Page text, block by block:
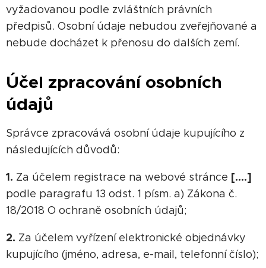
vyžadovanou podle zvláštních právních
předpisů. Osobní údaje nebudou zveřejňované a
nebude docházet k přenosu do dalších zemí.
Účel zpracování osobních
údajů
Správce zpracovává osobní údaje kupujícího z
následujících důvodů:
1. Za účelem registrace na webové stránce [….]
podle paragrafu 13 odst. 1 písm. a) Zákona č.
18/2018 O ochraně osobních údajů;
2. Za účelem vyřízení elektronické objednávky
kupujícího (jméno, adresa, e-mail, telefonní číslo);